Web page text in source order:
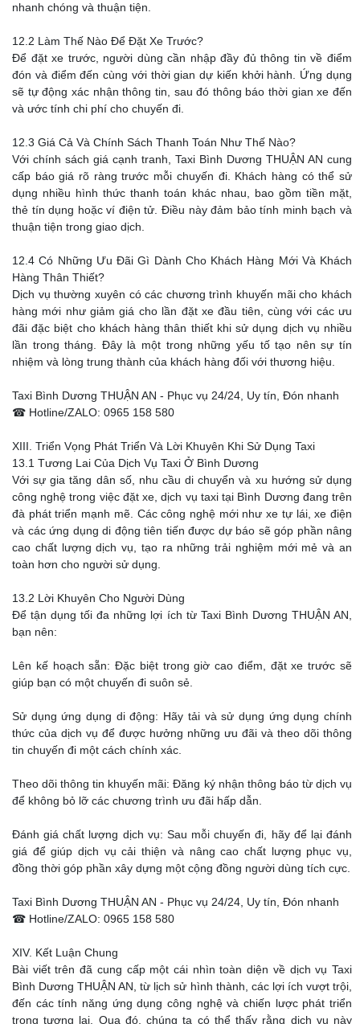
nhanh chóng và thuận tiện.
12.2 Làm Thế Nào Để Đặt Xe Trước?
Để đặt xe trước, người dùng cần nhập đầy đủ thông tin về điểm
đón và điểm đến cùng với thời gian dự kiến khởi hành. Ứng dụng
sẽ tự động xác nhận thông tin, sau đó thông báo thời gian xe đến
và ước tính chi phí cho chuyến đi.
12.3 Giá Cả Và Chính Sách Thanh Toán Như Thế Nào?
Với chính sách giá cạnh tranh, Taxi Bình Dương THUẬN AN cung
cấp báo giá rõ ràng trước mỗi chuyến đi. Khách hàng có thể sử
dụng nhiều hình thức thanh toán khác nhau, bao gồm tiền mặt,
thẻ tín dụng hoặc ví điện tử. Điều này đảm bảo tính minh bạch và
thuận tiện trong giao dịch.
12.4 Có Những Ưu Đãi Gì Dành Cho Khách Hàng Mới Và Khách
Hàng Thân Thiết?
Dịch vụ thường xuyên có các chương trình khuyến mãi cho khách
hàng mới như giảm giá cho lần đặt xe đầu tiên, cùng với các ưu
đãi đặc biệt cho khách hàng thân thiết khi sử dụng dịch vụ nhiều
lần trong tháng. Đây là một trong những yếu tố tạo nên sự tín
nhiệm và lòng trung thành của khách hàng đối với thương hiệu.
Taxi Bình Dương THUẬN AN - Phục vụ 24/24, Uy tín, Đón nhanh
☎ Hotline/ZALO: 0965 158 580
XIII. Triển Vọng Phát Triển Và Lời Khuyên Khi Sử Dụng Taxi
13.1 Tương Lai Của Dịch Vụ Taxi Ở Bình Dương
Với sự gia tăng dân số, nhu cầu di chuyển và xu hướng sử dụng
công nghệ trong việc đặt xe, dịch vụ taxi tại Bình Dương đang trên
đà phát triển mạnh mẽ. Các công nghệ mới như xe tự lái, xe điện
và các ứng dụng di động tiên tiến được dự báo sẽ góp phần nâng
cao chất lượng dịch vụ, tạo ra những trải nghiệm mới mẻ và an
toàn hơn cho người sử dụng.
13.2 Lời Khuyên Cho Người Dùng
Để tận dụng tối đa những lợi ích từ Taxi Bình Dương THUẬN AN,
bạn nên:
Lên kế hoạch sẵn: Đặc biệt trong giờ cao điểm, đặt xe trước sẽ
giúp bạn có một chuyến đi suôn sẻ.
Sử dụng ứng dụng di động: Hãy tải và sử dụng ứng dụng chính
thức của dịch vụ để được hưởng những ưu đãi và theo dõi thông
tin chuyến đi một cách chính xác.
Theo dõi thông tin khuyến mãi: Đăng ký nhận thông báo từ dịch vụ
để không bỏ lỡ các chương trình ưu đãi hấp dẫn.
Đánh giá chất lượng dịch vụ: Sau mỗi chuyến đi, hãy để lại đánh
giá để giúp dịch vụ cải thiện và nâng cao chất lượng phục vụ,
đồng thời góp phần xây dựng một cộng đồng người dùng tích cực.
Taxi Bình Dương THUẬN AN - Phục vụ 24/24, Uy tín, Đón nhanh
☎ Hotline/ZALO: 0965 158 580
XIV. Kết Luận Chung
Bài viết trên đã cung cấp một cái nhìn toàn diện về dịch vụ Taxi
Bình Dương THUẬN AN, từ lịch sử hình thành, các lợi ích vượt trội,
đến các tính năng ứng dụng công nghệ và chiến lược phát triển
trong tương lai. Qua đó, chúng ta có thể thấy rằng dịch vụ này